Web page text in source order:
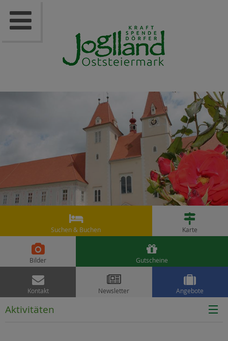

Suchen & Buchen

Karte

Bilder

Gutscheine

Kontakt

Newsletter

Angebote
Aktivitäten
